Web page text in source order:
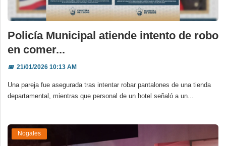
Policía Municipal atiende intento de robo
en comer...
📅21/01/2026 10:13 AM
Una pareja fue asegurada tras intentar robar pantalones de una tienda
departamental, mientras que personal de un hotel señaló a un...
Nogales